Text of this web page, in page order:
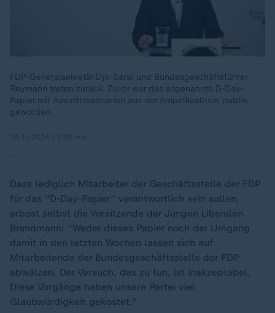
FDP-Generalsekretär Djir-Sarai und Bundesgeschäftsführer
Reymann treten zurück. Zuvor war das sogenannte D-Day-
Papier mit Austrittsszenarien aus der Ampelkoalition publik
geworden.
Dass lediglich Mitarbeiter der Geschäftsstelle der FDP
für das "D-Day-Papier" verantwortlich sein sollen,
erbost selbst die Vorsitzende der Jungen Liberalen
Brandmann: "Weder dieses Papier noch der Umgang
damit in den letzten Wochen lassen sich auf
Mitarbeitende der Bundesgeschäftsstelle der FDP
abwälzen. Der Versuch, das zu tun, ist inakzeptabel.
Diese Vorgänge haben unsere Partei viel
Glaubwürdigkeit gekostet."